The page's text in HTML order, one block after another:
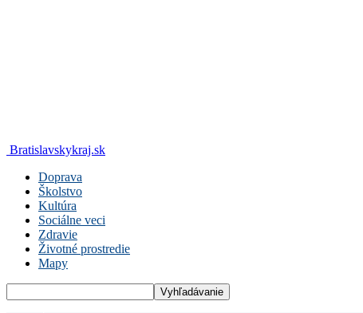
Bratislavskykraj.sk
Doprava
Školstvo
Kultúra
Sociálne veci
Zdravie
Životné prostredie
Mapy